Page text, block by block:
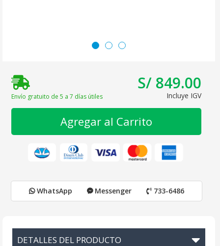
Envío gratuito de 5 a 7 días útiles
S/ 849.00
Incluye IGV
Agregar al Carrito
WhatsApp Messenger 733-6486
DETALLES DEL PRODUCTO